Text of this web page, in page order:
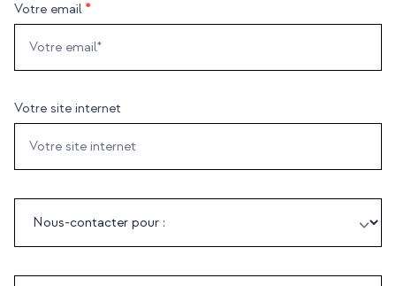
Votre email *
Votre site internet